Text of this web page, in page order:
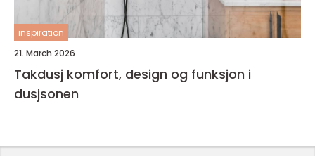
inspiration
21. March 2026
Takdusj komfort, design og funksjon i
dusjsonen